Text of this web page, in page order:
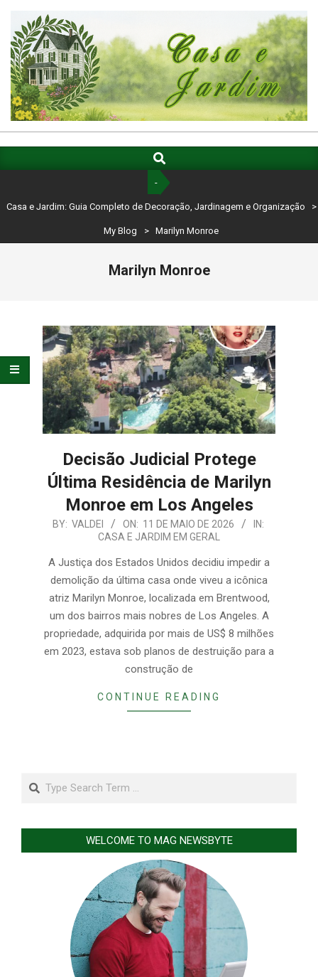
content
CASA
E
GUIA
COMPLETO
DECORAÇÃO,
ORGANIZAÇÃO
Navigation
Search
-
Casa e Jardim: Guia Completo de Decoração, Jardinagem e Organização >
My Blog > Marilyn Monroe
Marilyn Monroe
Decisão Judicial Protege
Última Residência de Marilyn
Monroe em Los Angeles
2026-
11
BY: VALDEI ON: 11 DE MAIO DE 2026
IN:
CASA E JARDIM EM GERAL
A Justiça dos Estados Unidos decidiu impedir a
demolição da última casa onde viveu a icônica
atriz Marilyn Monroe, localizada em Brentwood,
um dos bairros mais nobres de Los Angeles. A
propriedade, adquirida por mais de US$ 8 milhões
em 2023, estava sob planos de destruição para a
construção de
CONTINUE READING
Search
WELCOME TO MAG NEWSBYTE